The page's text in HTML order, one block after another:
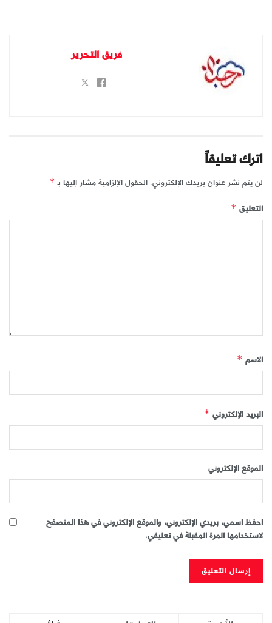
فريق التحرير
اترك تعليقاً
لن يتم نشر عنوان بريدك الإلكتروني. الحقول الإلزامية مشار إليها بـ *
التعليق *
الاسم *
البريد الإلكتروني *
الموقع الإلكتروني
احفظ اسمي، بريدي الإلكتروني، والموقع الإلكتروني في هذا المتصفح
لاستخدامها المرة المقبلة في تعليقي.